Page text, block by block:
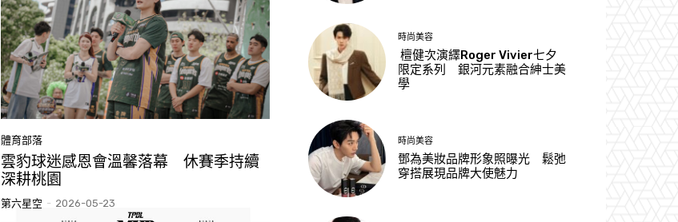
體育部落
雲豹球迷感恩會溫馨落幕 休賽季持續
深耕桃園
第六星空 - 2026-05-23
時尚美容
檀健次演繹Roger Vivier七夕
限定系列 銀河元素融合紳士美
學
時尚美容
鄧為美妝品牌形象照曝光 鬆弛
穿搭展現品牌大使魅力